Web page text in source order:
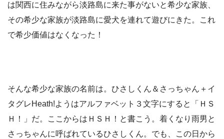
は関西に住みながら淡路島に来た事がないと希少な家族、
その希少な家族が淡路島に愛犬を連れて遊びにきた。これ
で希少価値はなくなった！
そんな希少な家族の名前は。ひさしくん＆さっちゃん＋イ
タグレHeath!ようはアルファベット３文字にすると「ＨＳ
Ｈ！」だ。ここからはＨＳＨ！と書こう。着くなり雨男と
さっちゃんに呼ばれているひさしくん。でも、この日から